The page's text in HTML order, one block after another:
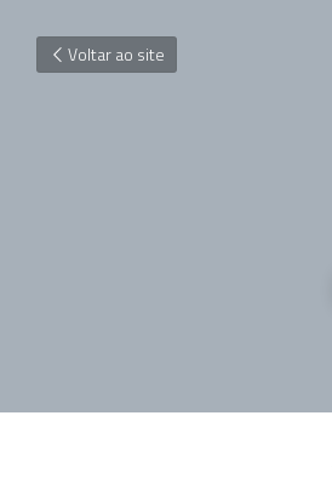
Voltar ao site